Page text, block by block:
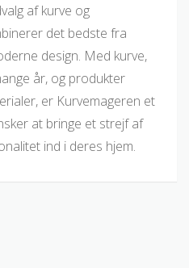
af kurve og
det bedste fra
design. Med kurve,
år, og produkter
er Kurvemageren et
at bringe et strejf af
ind i deres hjem.